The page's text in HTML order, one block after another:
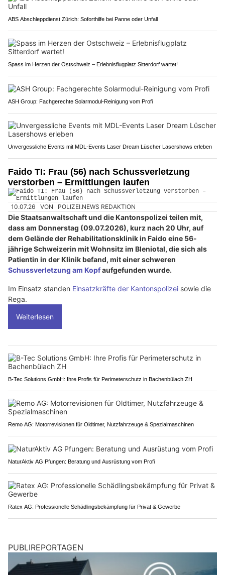
ABS Abschleppdienst Zürich: Soforthilfe bei Panne oder Unfall
Spass im Herzen der Ostschweiz – Erlebnisflugplatz Sitterdorf wartet!
ASH Group: Fachgerechte Solarmodul-Reinigung vom Profi
Unvergessliche Events mit MDL-Events Laser Dream Lüscher Lasershows erleben
Faido TI: Frau (56) nach Schussverletzung
verstorben – Ermittlungen laufen
10.07.26 VON POLIZEI.NEWS REDAKTION
Die Staatsanwaltschaft und die Kantonspolizei teilen mit,
dass am Donnerstag (09.07.2026), kurz nach 20 Uhr, auf
dem Gelände der Rehabilitationsklinik in Faido eine 56-
jährige Schweizerin mit Wohnsitz im Bleniotal, die sich als
Patientin in der Klinik befand, mit einer schweren
Schussverletzung am Kopfaufgefunden wurde.
Im Einsatz standen Einsatzkräfte der Kantonspolizei sowie die
Rega.
Weiterlesen
B-Tec Solutions GmbH: Ihre Profis für Perimeterschutz in Bachenbülach ZH
Remo AG: Motorrevisionen für Oldtimer, Nutzfahrzeuge & Spezialmaschinen
NaturAktiv AG Pfungen: Beratung und Ausrüstung vom Profi
Ratex AG: Professionelle Schädlingsbekämpfung für Privat & Gewerbe
PUBLIREPORTAGEN